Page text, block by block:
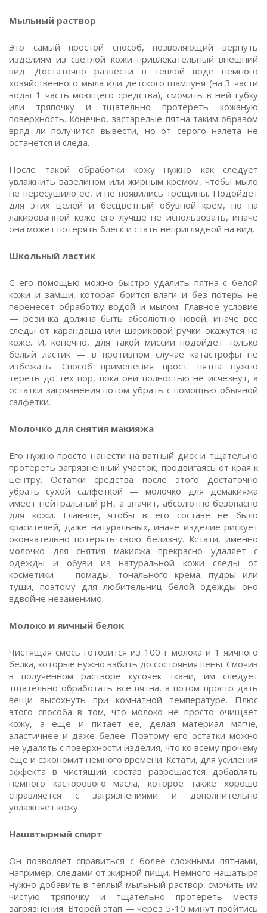
Мыльный раствор
Это самый простой способ, позволяющий вернуть
изделиям из светлой кожи привлекательный внешний
вид. Достаточно развести в теплой воде немного
хозяйственного мыла или детского шампуня (на 3 части
воды 1 часть моющего средства), смочить в ней губку
или тряпочку и тщательно протереть кожаную
поверхность. Конечно, застарелые пятна таким образом
вряд ли получится вывести, но от серого налета не
останется и следа.
После такой обработки кожу нужно как следует
увлажнить вазелином или жирным кремом, чтобы мыло
не пересушило ее, и не появились трещины. Подойдет
для этих целей и бесцветный обувной крем, но на
лакированной коже его лучше не использовать, иначе
она может потерять блеск и стать неприглядной на вид.
Школьный ластик
С его помощью можно быстро удалить пятна с белой
кожи и замши, которая боится влаги и без потерь не
перенесет обработку водой и мылом. Главное условие
— резинка должна быть абсолютно новой, иначе все
следы от карандаша или шариковой ручки окажутся на
коже. И, конечно, для такой миссии подойдет только
белый ластик — в противном случае катастрофы не
избежать. Способ применения прост: пятна нужно
тереть до тех пор, пока они полностью не исчезнут, а
остатки загрязнения потом убрать с помощью обычной
салфетки.
Молочко для снятия макияжа
Его нужно просто нанести на ватный диск и тщательно
протереть загрязненный участок, продвигаясь от края к
центру. Остатки средства после этого достаточно
убрать сухой салфеткой — молочко для демакияжа
имеет нейтральный рН, а значит, абсолютно безопасно
для кожи. Главное, чтобы в его составе не было
красителей, даже натуральных, иначе изделие рискует
окончательно потерять свою белизну. Кстати, именно
молочко для снятия макияжа прекрасно удаляет с
одежды и обуви из натуральной кожи следы от
косметики — помады, тонального крема, пудры или
туши, поэтому для любительниц белой одежды оно
вдвойне незаменимо.
Молоко и яичный белок
Чистящая смесь готовится из 100 г молока и 1 яичного
белка, которые нужно взбить до состояния пены. Смочив
в полученном растворе кусочек ткани, им следует
тщательно обработать все пятна, а потом просто дать
вещи высохнуть при комнатной температуре. Плюс
этого способа в том, что молоко не просто очищает
кожу, а еще и питает ее, делая материал мягче,
эластичнее и даже белее. Поэтому его остатки можно
не удалять с поверхности изделия, что ко всему прочему
еще и сэкономит немного времени. Кстати, для усиления
эффекта в чистящий состав разрешается добавлять
немного касторового масла, которое также хорошо
справляется с загрязнениями и дополнительно
увлажняет кожу.
Нашатырный спирт
Он позволяет справиться с более сложными пятнами,
например, следами от жирной пищи. Немного нашатыря
нужно добавить в теплый мыльный раствор, смочить им
чистую тряпочку и тщательно протереть места
загрязнения. Второй этап — через 5-10 минут пройтись